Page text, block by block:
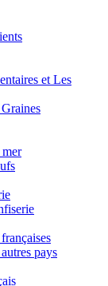
et Les
pays